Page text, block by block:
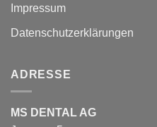
Impressum
Datenschutzerklärungen
ADRESSE
MS DENTAL AG